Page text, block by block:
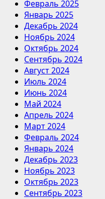
Февраль 2025
Январь 2025
Декабрь 2024
Ноябрь 2024
Октябрь 2024
Сентябрь 2024
Август 2024
Июль 2024
Июнь 2024
Май 2024
Апрель 2024
Март 2024
Февраль 2024
Январь 2024
Декабрь 2023
Ноябрь 2023
Октябрь 2023
Сентябрь 2023